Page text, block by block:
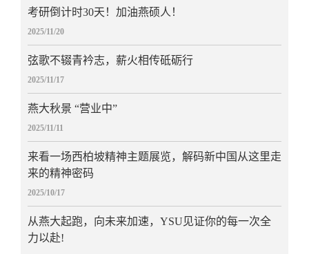
考研倒计时30天！加油燕硕人！
2025/11/20
弦歌不辍青衿志，薪火相传砥砺行
2025/11/17
燕大秋景 “营业中”
2025/11/11
来看一场西柏坡精神主题展览，解码新中国从这里走
来的精神密码
2025/10/17
从燕大起跑，向未来加速，YSU见证你的每一次全
力以赴!